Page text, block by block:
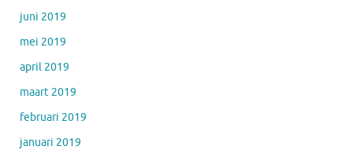
juni 2019
mei 2019
april 2019
maart 2019
februari 2019
januari 2019